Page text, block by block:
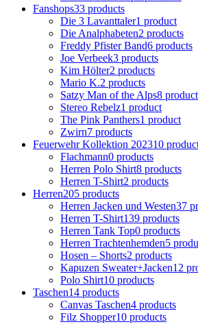
Fanshops33 products
Die 3 Lavanttaler1 product
Die Analphabeten2 products
Freddy Pfister Band6 products
Joe Verbeek3 products
Kim Hölter2 products
Mario K.2 products
Satzy Man of the Alps8
Stereo Rebelz1 product
The Pink Panthers1 product
Zwirn7 products
Feuerwehr Kollektion 202310
Flachmann0 products
Herren Polo Shirt8 products
Herren T-Shirt2 products
Herren205 products
Herren Jacken und Westen37
Herren T-Shirt139 products
Herren Tank Top0 products
Herren Trachtenhemden5
Hosen – Shorts2 products
Kapuzen Sweater+Jacken12
Polo Shirt10 products
Taschen14 products
Canvas Taschen4 products
Filz Shopper10 products